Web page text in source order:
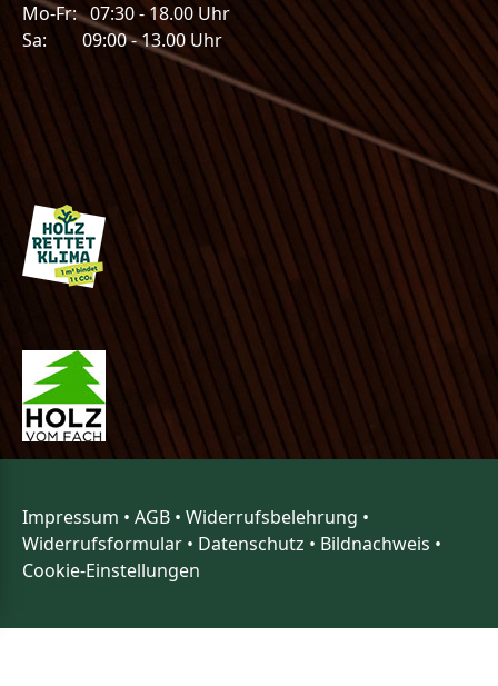
Mo-Fr: 07:30 - 18.00 Uhr
Sa: 09:00 - 13.00 Uhr
Impressum • AGB • Widerrufsbelehrung •
Widerrufsformular • Datenschutz • Bildnachweis •
Cookie-Einstellungen